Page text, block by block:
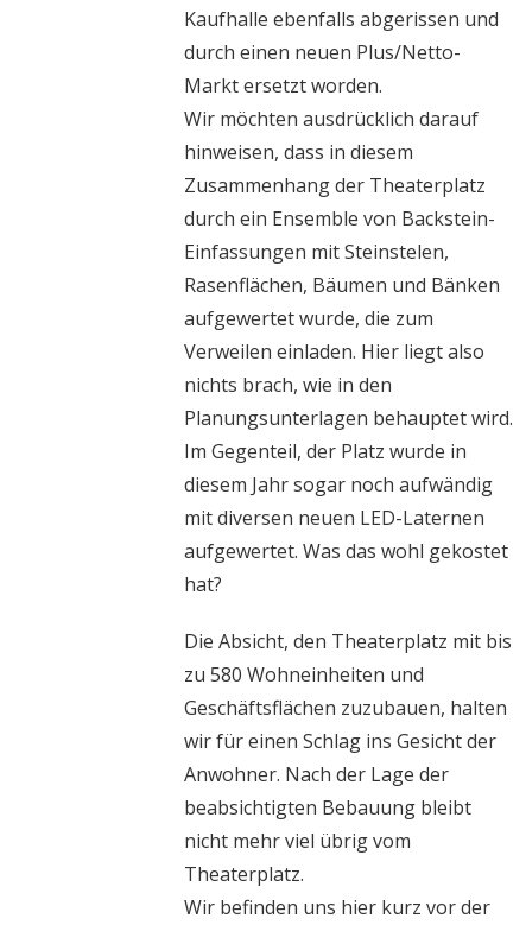
Kaufhalle ebenfalls abgerissen und
durch einen neuen Plus/Netto-
Markt ersetzt worden.
Wir möchten ausdrücklich darauf
hinweisen, dass in diesem
Zusammenhang der Theaterplatz
durch ein Ensemble von Backstein-
Einfassungen mit Steinstelen,
Rasenflächen, Bäumen und Bänken
aufgewertet wurde, die zum
Verweilen einladen. Hier liegt also
nichts brach, wie in den
Planungsunterlagen behauptet wird.
Im Gegenteil, der Platz wurde in
diesem Jahr sogar noch aufwändig
mit diversen neuen LED-Laternen
aufgewertet. Was das wohl gekostet
hat?
Die Absicht, den Theaterplatz mit bis
zu 580 Wohneinheiten und
Geschäftsflächen zuzubauen, halten
wir für einen Schlag ins Gesicht der
Anwohner. Nach der Lage der
beabsichtigten Bebauung bleibt
nicht mehr viel übrig vom
Theaterplatz.
Wir befinden uns hier kurz vor der